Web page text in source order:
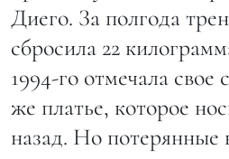
Диего. За полгода
сбросила 22
1994-го отмечала свое
же платье, которое
назад. Но